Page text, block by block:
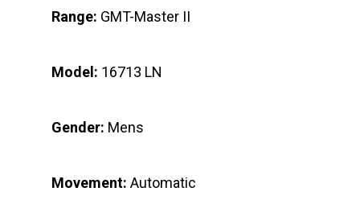
Range: GMT-Master II
Model: 16713 LN
Gender: Mens
Movement: Automatic